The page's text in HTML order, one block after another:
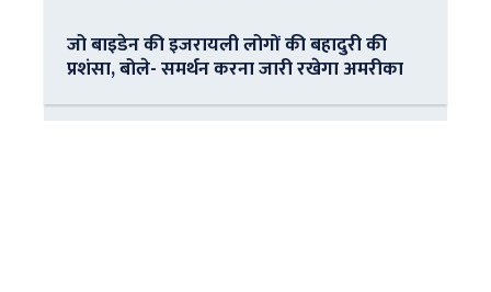
जो बाइडेन की इजरायली लोगों की बहादुरी की
प्रशंसा, बोले- समर्थन करना जारी रखेगा अमरीका